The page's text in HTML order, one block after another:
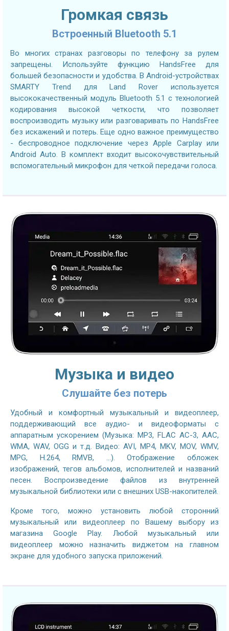
Громкая связь
Встроенный Bluetooth 5.1
Во многих странах разговоры по телефону за рулем
запрещены. Используйте функцию HandsFree для
большей безопасности и удобства. В Android-устройствах
SMARTY Trend для Land Rover используется
высококачественный модуль Bluetooth 5.1 с технологией
кодирования высокой четкости, что позволяет
воспроизводить музыку или разговаривать по HandsFree
без искажений и потерь. Еще одно важное преимущество
- беспроводное подключение через Apple Carplay или
Android Auto. В комплект входит высокочувствительный
вспомогательный микрофон для четкой передачи голоса.
Музыка и видео
Слушайте без потерь
Удобный и комфортный музыкальный и видеоплеер,
поддерживающий все аудио- и видеоформаты с
аппаратным ускорением (Музыка: MP3, FLAC AC-3, AAC,
WMA, WAV, OGG и т.д. Видео: AVI, MP4, MKV, MOV, WMV,
MPG, H.264, RMVB, ...). Отображение обложек
изображений, тегов альбомов, исполнителей и названий
песен. Воспроизведение файлов из внутренней
музыкальной библиотеки или с внешних USB-накопителей.
Кроме того, можно установить любой сторонний
музыкальный или видеоплеер по Вашему выбору из
магазина Google Play. Любой музыкальный или
видеоплеер можно назначить виджетом на главном
экране для удобного запуска приложений.